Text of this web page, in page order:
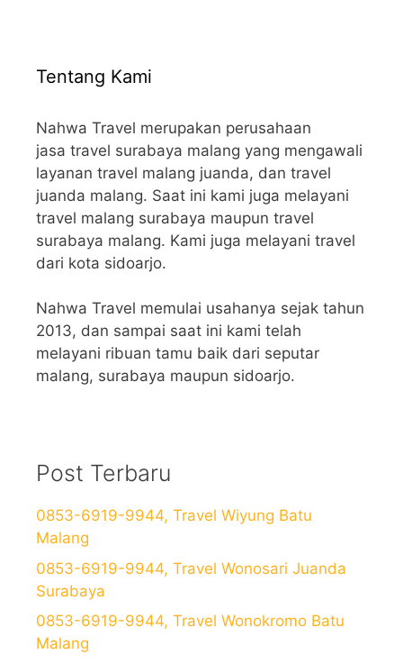
Tentang Kami
Nahwa Travel merupakan perusahaan
jasa travel surabaya malang yang mengawali
layanan travel malang juanda, dan travel
juanda malang. Saat ini kami juga melayani
travel malang surabaya maupun travel
surabaya malang. Kami juga melayani travel
dari kota sidoarjo.
Nahwa Travel memulai usahanya sejak tahun
2013, dan sampai saat ini kami telah
melayani ribuan tamu baik dari seputar
malang, surabaya maupun sidoarjo.
Post Terbaru
0853-6919-9944, Travel Wiyung Batu
Malang
0853-6919-9944, Travel Wonosari Juanda
Surabaya
0853-6919-9944, Travel Wonokromo Batu
Malang